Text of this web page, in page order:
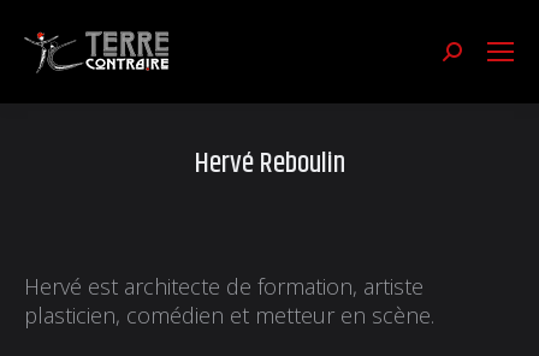
Hervé Reboulin
Hervé est architecte de formation, artiste
plasticien, comédien et metteur en scène.